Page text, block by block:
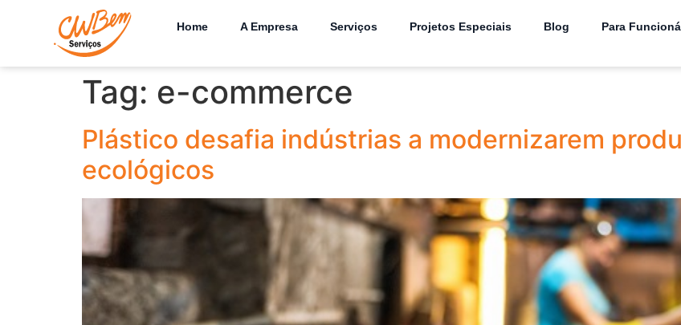
Home A Empresa Serviços Projetos Especiais Blog Para
Tag: e-commerce
Plástico desafia indústrias a modernizarem
ecológicos